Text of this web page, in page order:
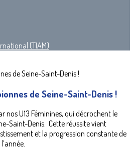
(TIAM)
de Seine-Saint-Denis !
nos U13 Féminines, qui décrochent le
Saint-Denis. Cette réussite vient
et la progression constante de